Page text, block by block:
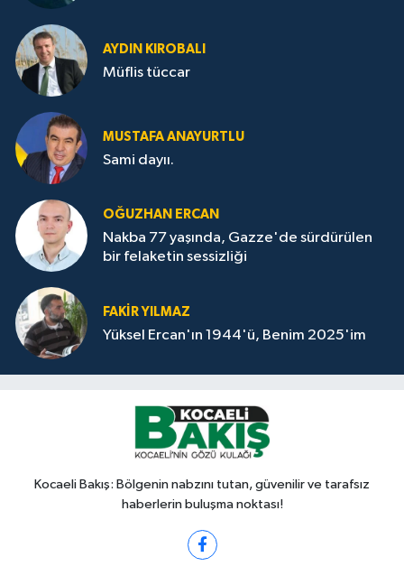
AYDIN KIROBALI
Müflis tüccar
MUSTAFA ANAYURTLU
Sami dayıı.
OĞUZHAN ERCAN
Nakba 77 yaşında, Gazze'de sürdürülen
bir felaketin sessizliği
FAKİR YILMAZ
Yüksel Ercan'ın 1944'ü, Benim 2025'im
Kocaeli Bakış: Bölgenin nabzını tutan, güvenilir ve tarafsız
haberlerin buluşma noktası!